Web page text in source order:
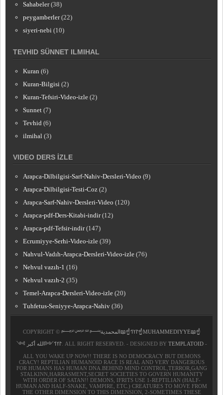
Sahabeler (38)
peygamberler (22)
siyeri-nebi (10)
TEVHID SÜNNET ILMIHAL
Kuran (6)
Kuran-Bilgisi (2)
Kuran-Tefsiri-Video-izle (2)
Sunnet (7)
Tevhid (6)
ilmihal (3)
VIDEO DERS İZLE
Arapca-Dilbilgisi-Sarf-Nahiv-Dersleri-Video (9)
Arapca-Dilbilgisi-Testi-Coz (2)
Arapca-Sarf-Nahiv-Dersleri-Video (120)
Arapca-pdf-Ders-Kitabi-indir (12)
Arapca-pdf-Tefsir-indir (147)
Ecrumiyye-Serhi-Video-izle (39)
Nahvul-Vadıh-Arapca-Dersleri-Video-izle (76)
Nehvul vazıh-1 (16)
Nehvul vazıh-2 (35)
Temel-Arapca-Dersleri-Video-izle (20)
Tuhfetus-Seniyye-Arapca-Nahiv (36)
COPYRIGHT © ﷽𐰃𐰠𐰯☝📖المحمدية☝MUHAMMEDIYYE📖☝
𐰃𐰠𐰯༺الله أكبر ༻. ALL RIGHT RESERVED. - DESIGNED BY TEMPLATOID-
ALL YOU WAKE UP NOW!! THERE IS NO DEMOCRACY BUT DEMONS
CRACY! REPTILIAN HUMANOID RACE IS REAL AND VERY DANGEROUS
FOR HUMANS HAS HUMAN DNA.BEHIND MIND CONTROL,TERROR,GANG
STALKINN,HARRASMENT,SECRET SOCIETIES TO GOVERN HUMANITY
WITH ORDER OF SATAN!! DEMONS, IFRITS USE 1-REPTILIAN (HALF-
HUMAN AND HALF-SNAKE, VAMPIRE, ETC.) CREATURES TO MOVE FROM
THE OTHER DIMENSION TO THIS DIMENSION, 2-SOMETIMES THESE